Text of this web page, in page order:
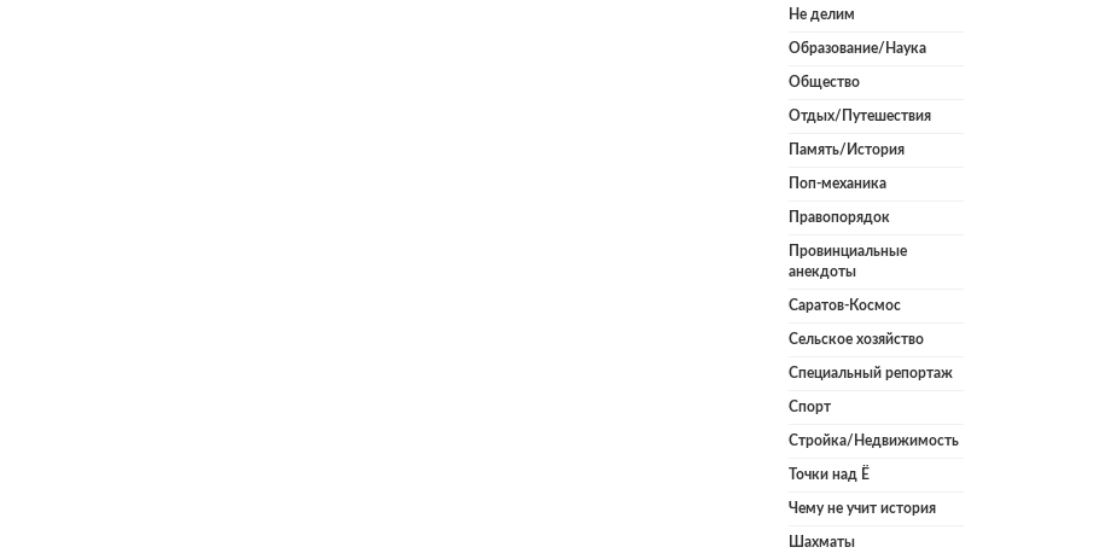
Не делим
Образование/Наука
Общество
Отдых/Путешествия
Память/История
Поп-механика
Правопорядок
Провинциальные
анекдоты
Саратов-Космос
Сельское хозяйство
Специальный репортаж
Спорт
Стройка/Недвижимость
Точки над Ё
Чему не учит история
Шахматы